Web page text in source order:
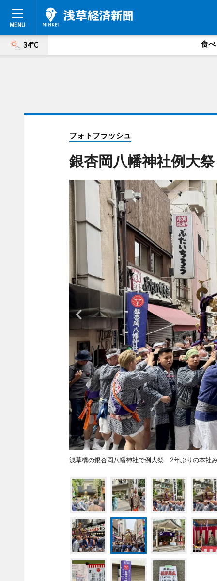
34°C 食べ
フォトフラッシュ
銀杏岡八幡神社例大
浅草橋の銀杏岡八幡神社で例大祭 2年ぶりの本社